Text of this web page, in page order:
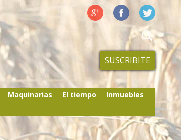
SUSCRIBITE
Maquinarias El tiempo
Inmuebles